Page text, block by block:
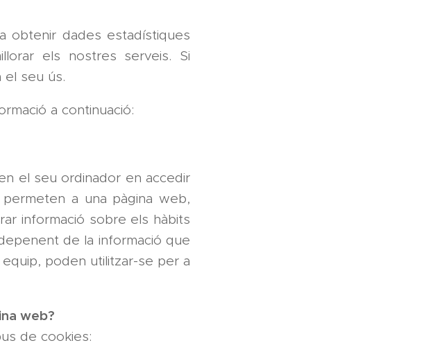
obtenir dades estadístiques
els nostres serveis. Si
el seu ús.
a continuació:
el seu ordinador en accedir
a una pàgina web,
informació sobre els hàbits
de la informació que
poden utilitzar-se per a
web?
de cookies: